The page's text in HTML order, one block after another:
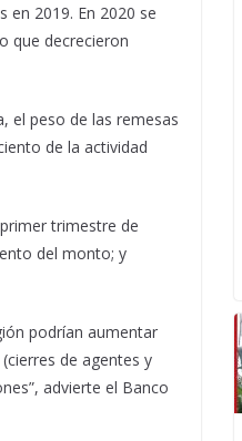
en 2019. En 2020 se
que decrecieron
el peso de las remesas
de la actividad
trimestre de
del monto; y
podrían aumentar
de agentes y
advierte el Banco